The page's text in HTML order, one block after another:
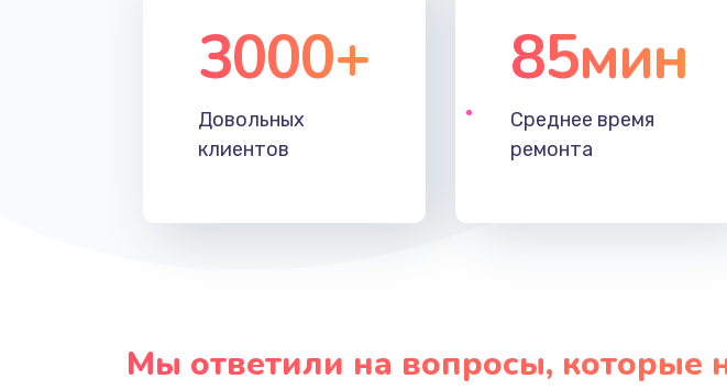
3000+
Довольных
клиентов
85мин
Среднее время
ремонта
Мы ответили на вопросы, которые